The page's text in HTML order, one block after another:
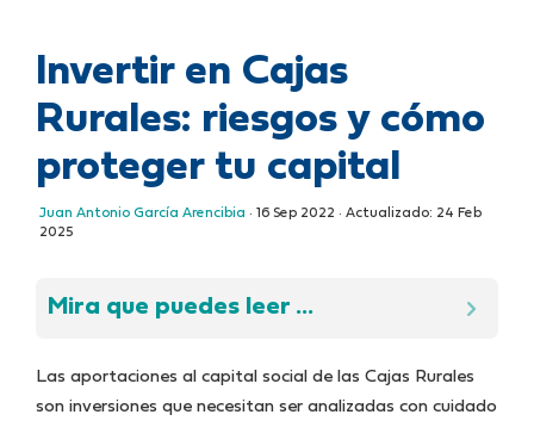
Invertir en Cajas
Rurales: riesgos y cómo
proteger tu capital
Juan Antonio García Arencibia · 16 Sep 2022 · Actualizado: 24 Feb
2025
Mira que puedes leer ...
Las aportaciones al capital social de las Cajas Rurales
son inversiones que necesitan ser analizadas con cuidado